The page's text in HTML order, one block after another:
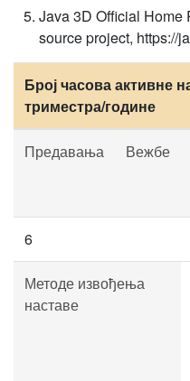
Java 3D Official Home
source project, https://
Број часова активне
триместра/године
Предавања Вежбе
6
Методе извођења
наставе